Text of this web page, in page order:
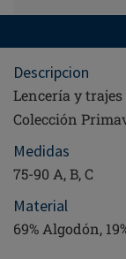
Descripcion
Lencería y
Colección
Medidas
75-90 A, B, C
Material
69% Algodón,